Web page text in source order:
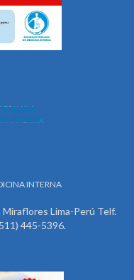
INTERNA
Miraflores Lima-Perú Telf.
445-5396.